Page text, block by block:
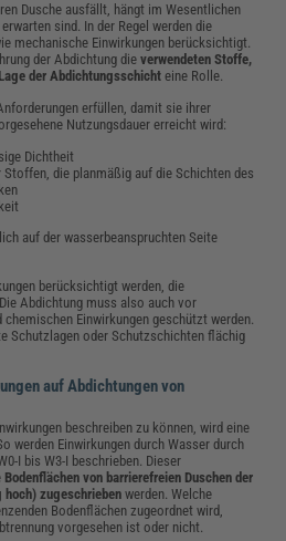
Dusche ausfällt, hängt im Wesentlichen
sind. In der Regel werden die
mechanische Einwirkungen berücksichtigt.
der Abdichtung dieverwendeten Stoffe,
der Abdichtungsschicht eine Rolle.
erfüllen, damit sie ihrer
Nutzungsdauer erreicht wird:
Dichtheit
Stoffen, die planmäßig auf die Schichten des
auf der wasserbeanspruchten Seite
berücksichtigt werden, die
Abdichtung muss also auch vor
Einwirkungen geschützt werden.
Schutzlagen oder Schutzschichten flächig
auf Abdichtungen von
beschreiben zu können, wird eine
werden Einwirkungen durch Wasser durch
I bis W3-I beschrieben. Dieser
Bodenflächen von barrierefreien Duschen der
zugeschrieben werden. Welche
Bodenflächen zugeordnet wird,
vorgesehen ist oder nicht.